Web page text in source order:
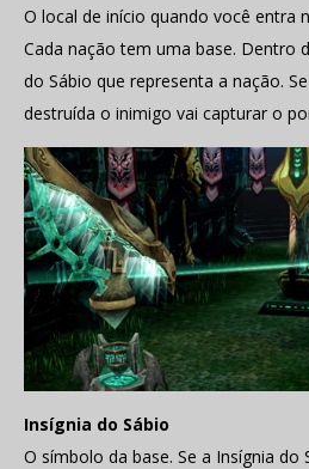
O local de início quando você entra
Cada nação tem uma base. Dentro
do Sábio que representa a nação.
destruída o inimigo vai capturar o
Insígnia do Sábio
O símbolo da base. Se a Insígnia do